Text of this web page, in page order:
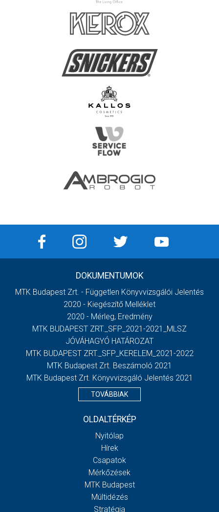
DOKUMENTUMOK
MTK Budapest Zrt. - Független Könyvvizsgálói Jelentés
2020 - Kiegészítő Melléklet
2020 - Mérleg, Eredmény
MTK BUDAPEST ZRT._SFP_2021-2021_MLSZ
JÓVÁHAGYÓ HATÁROZAT
MTK BUDAPEST ZRT._SFP_KERELEM_2021-2022
MTK Budapest Zrt. Beszámoló 2021
MTK Budapest Zrt. Könyvvizsgáló Jelentés 2021
TOVÁBBIAK
OLDALTÉRKÉP
Nyitólap
Hírek
Csapatok
Mérkőzések
MTK Budapest
Múltidézés
Stratégia